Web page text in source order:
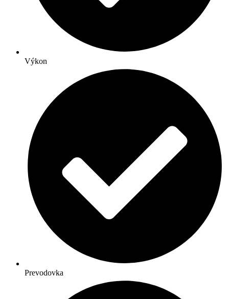
Výkon
Prevodovka